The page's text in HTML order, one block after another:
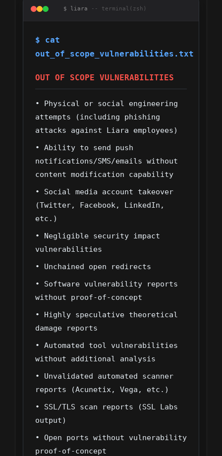
$ liara -- terminal(zsh)
$ cat
out_of_scope_vulnerabilities.txt
OUT OF SCOPE VULNERABILITIES
• Physical or social engineering
attempts (including phishing
attacks against Liara employees)
• Ability to send push
notifications/SMS/emails without
content modification capability
• Social media account takeover
(Twitter, Facebook, LinkedIn,
etc.)
• Negligible security impact
vulnerabilities
• Unchained open redirects
• Software vulnerability reports
without proof-of-concept
• Highly speculative theoretical
damage reports
• Automated tool vulnerabilities
without additional analysis
• Unvalidated automated scanner
reports (Acunetix, Vega, etc.)
• SSL/TLS scan reports (SSL Labs
output)
• Open ports without vulnerability
proof-of-concept